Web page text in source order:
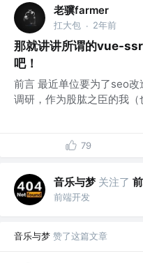
老骥farmer
扛大包 · 2年前
那就讲讲所谓的vue-
吧！
前言 最近单位要为了seo
调研，作为股肱之臣的我（
79
音乐与梦 关注了
前端开发
音乐与梦 赞了这篇文章